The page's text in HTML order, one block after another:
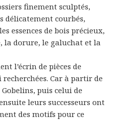
finement sculptés,
délicatement courbés,
essences de bois précieux,
la dorure, le galuchat et la
l’écrin de pièces de
Car à partir de
puis celui de
leurs successeurs ont
des motifs pour ce